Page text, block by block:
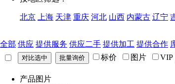
北京 上海 天津 重庆 河北 山西 内蒙古 辽宁
全部 供应 提供服务 供应二手 提供加工 提供合作
标价
图片 VIP
产品图片